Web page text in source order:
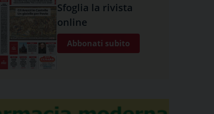
Sfoglia la rivista
online
Abbonati subito